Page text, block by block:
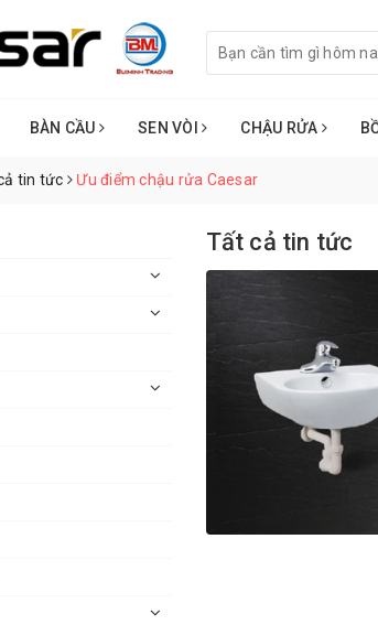
BÀN CẦU SEN VÒI CHẬU RỬA
tin tức Ưu điểm chậu rửa Caesar
Tất cả tin tức